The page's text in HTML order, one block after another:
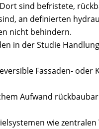
sind befristete,
an definierten
nicht behindern.
in der Studie
Fassaden-
Aufwand
wie